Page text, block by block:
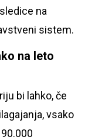
na
sistem.
na leto
bi lahko, če
vsako